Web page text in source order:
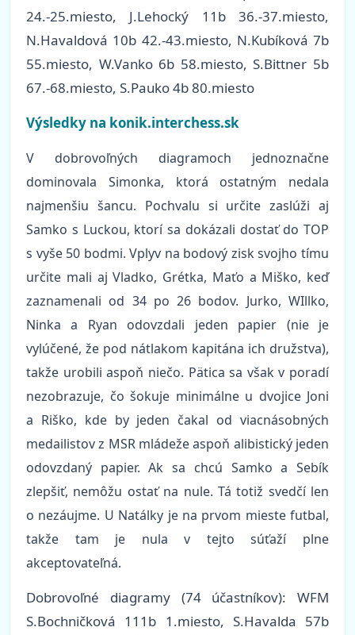
24.-25.miesto, J.Lehocký 11b 36.-37.miesto,
N.Havaldová 10b 42.-43.miesto, N.Kubíková 7b
55.miesto, W.Vanko 6b 58.miesto, S.Bittner 5b
67.-68.miesto, S.Pauko 4b 80.miesto
Výsledky na konik.interchess.sk
V dobrovoľných diagramoch jednoznačne
dominovala Simonka, ktorá ostatným nedala
najmenšiu šancu. Pochvalu si určite zaslúži aj
Samko s Luckou, ktorí sa dokázali dostať do TOP
s vyše 50 bodmi. Vplyv na bodový zisk svojho tímu
určite mali aj Vladko, Grétka, Maťo a Miško, keď
zaznamenali od 34 po 26 bodov. Jurko, WIllko,
Ninka a Ryan odovzdali jeden papier (nie je
vylúčené, že pod nátlakom kapitána ich družstva),
takže urobili aspoň niečo. Pätica sa však v poradí
nezobrazuje, čo šokuje minimálne u dvojice Joni
a Riško, kde by jeden čakal od viacnásobných
medailistov z MSR mládeže aspoň alibistický jeden
odovzdaný papier. Ak sa chcú Samko a Sebík
zlepšiť, nemôžu ostať na nule. Tá totiž svedčí len
o nezáujme. U Natálky je na prvom mieste futbal,
takže tam je nula v tejto súťaží plne
akceptovateľná.
Dobrovoľné diagramy (74 účastníkov): WFM
S.Bochničková 111b 1.miesto, S.Havalda 57b